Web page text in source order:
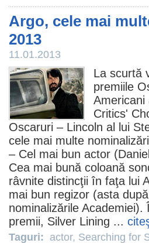
Argo, cele mai
2013
11.01.2013
La scurtă
premiile
Americani
Critics'
Oscaruri – Lincoln al lui
cele mai multe
– Cel mai bun actor (
Cea mai bună coloană
râvnite distincţii în faţa lui
mai bun regizor (asta
nominalizările
premii, Silver Lining ...
Taguri: actor, Searching for